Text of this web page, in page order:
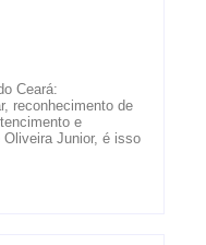
Ceará:
reconhecimento de
e
Junior, é isso